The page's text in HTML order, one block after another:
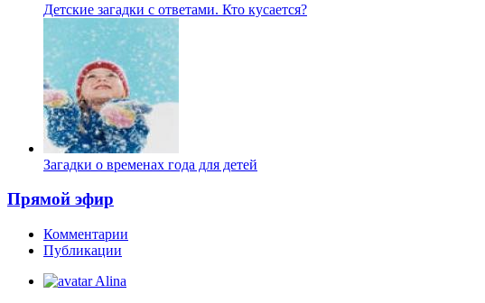
Детские загадки с ответами. Кто кусается?
Загадки о временах года для детей
Прямой эфир
Комментарии
Публикации
Alina